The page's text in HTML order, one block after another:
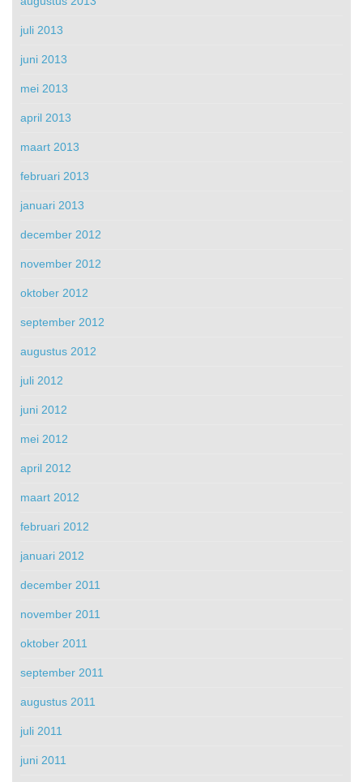
juli 2013
juni 2013
mei 2013
april 2013
maart 2013
februari 2013
januari 2013
december 2012
november 2012
oktober 2012
september 2012
augustus 2012
juli 2012
juni 2012
mei 2012
april 2012
maart 2012
februari 2012
januari 2012
december 2011
november 2011
oktober 2011
september 2011
augustus 2011
juli 2011
juni 2011